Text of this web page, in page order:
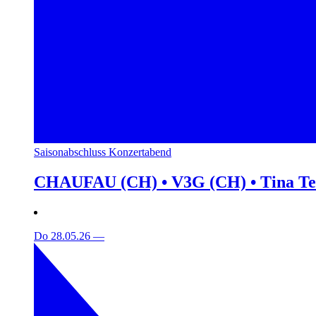
Saisonabschluss Konzertabend
CHAUFAU (CH) • V3G (CH) • Tina
Do 28.05.26 —